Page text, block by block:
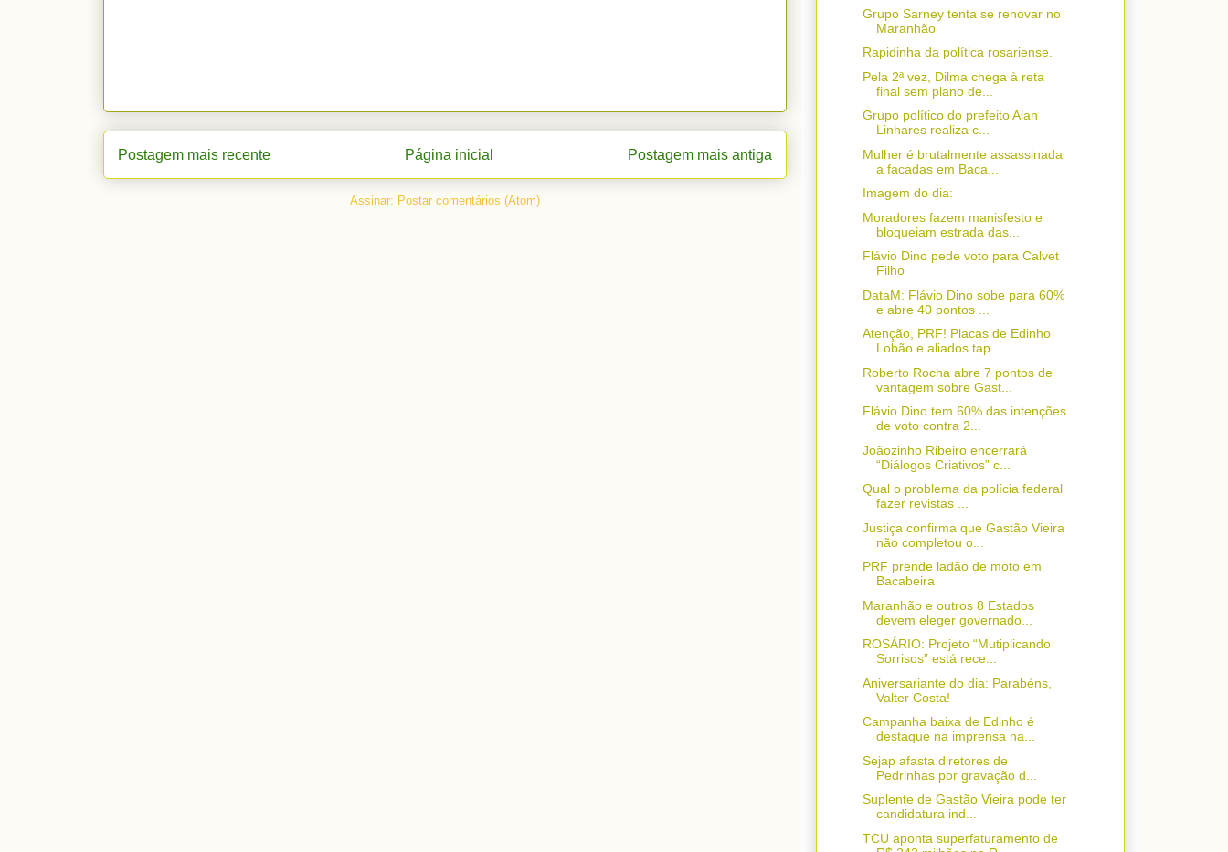
Postagem mais recente Postagem mais antiga
Página inicial
Assinar: Postar comentários (Atom)
Grupo Sarney tenta se renovar no
Maranhão
Rapidinha da política rosariense.
Pela 2ª vez, Dilma chega à reta
final sem plano de...
Grupo político do prefeito Alan
Linhares realiza c...
Mulher é brutalmente assassinada
a facadas em Baca...
Imagem do dia:
Moradores fazem manisfesto e
bloqueiam estrada das...
Flávio Dino pede voto para Calvet
Filho
DataM: Flávio Dino sobe para 60%
e abre 40 pontos ...
Atenção, PRF! Placas de Edinho
Lobão e aliados tap...
Roberto Rocha abre 7 pontos de
vantagem sobre Gast...
Flávio Dino tem 60% das intenções
de voto contra 2...
Joãozinho Ribeiro encerrará
“Diálogos Criativos” c...
Qual o problema da polícia federal
fazer revistas ...
Justiça confirma que Gastão Vieira
não completou o...
PRF prende ladão de moto em
Bacabeira
Maranhão e outros 8 Estados
devem eleger governado...
ROSÁRIO: Projeto “Mutiplicando
Sorrisos” está rece...
Aniversariante do dia: Parabéns,
Valter Costa!
Campanha baixa de Edinho é
destaque na imprensa na...
Sejap afasta diretores de
Pedrinhas por gravação d...
Suplente de Gastão Vieira pode ter
candidatura ind...
TCU aponta superfaturamento de